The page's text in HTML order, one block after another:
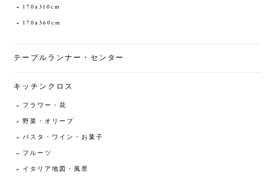
170x310cm
170x360cm
テーブルランナー・センター
キッチンクロス
フラワー・花
野菜・オリーブ
パスタ・ワイン・お菓子
フルーツ
イタリア地図・風景